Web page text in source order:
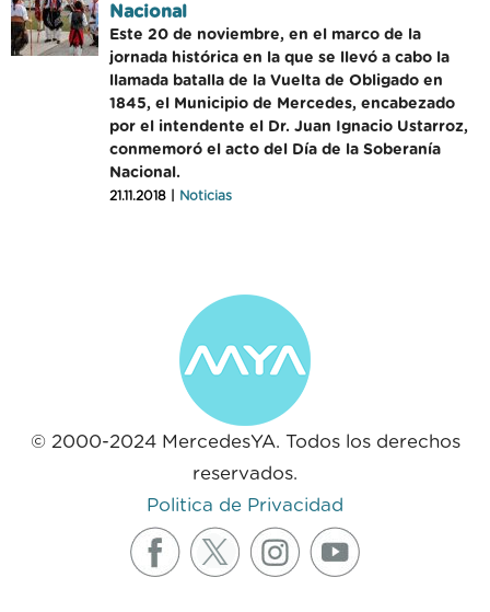
Nacional
Este 20 de noviembre, en el marco de la
jornada histórica en la que se llevó a cabo la
llamada batalla de la Vuelta de Obligado en
1845, el Municipio de Mercedes, encabezado
por el intendente el Dr. Juan Ignacio Ustarroz,
conmemoró el acto del Día de la Soberanía
Nacional.
21.11.2018 | Noticias
© 2000-2024 MercedesYA. Todos los derechos
reservados.
Politica de Privacidad